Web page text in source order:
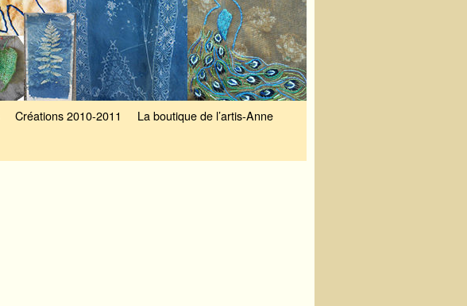
Créations 2010-2011
La boutique de l’artis-Anne